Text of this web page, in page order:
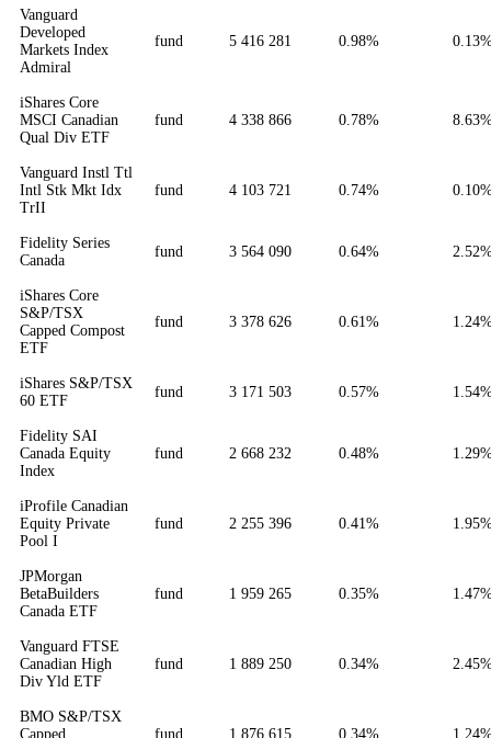
Vanguard
Developed
Markets Index
Admiral
fund 5 416 281 0.98%
iShares Core
MSCI Canadian
Qual Div ETF
fund 4 338 866 0.78%
Vanguard Instl Ttl
Intl Stk Mkt Idx
TrII
fund 4 103 721 0.74%
Fidelity Series
Canada
fund 3 564 090 0.64%
iShares Core
S&P/TSX
Capped Compost
ETF
fund 3 378 626 0.61%
iShares S&P/TSX
60 ETF
fund 3 171 503 0.57%
Fidelity SAI
Canada Equity
Index
fund 2 668 232 0.48%
iProfile Canadian
Equity Private
Pool I
fund 2 255 396 0.41%
JPMorgan
BetaBuilders
Canada ETF
fund 1 959 265 0.35%
Vanguard FTSE
Canadian High
Div Yld ETF
fund 1 889 250 0.34%
BMO S&P/TSX
Capped
fund 1 876 615 0.34%